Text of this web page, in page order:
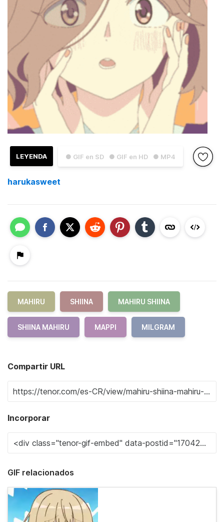
● GIF en SD ● GIF en HD ● MP4
LEYENDA
harukasweet
MAHIRU SHIINA MAHIRU SHIINA
SHIINA MAHIRU MAPPI MILGRAM
Compartir URL
Incorporar
GIF relacionados